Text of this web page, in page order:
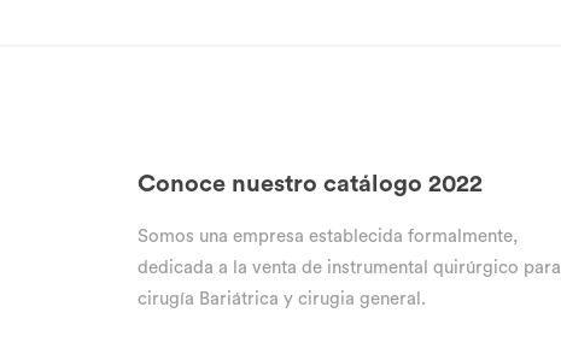
Conoce nuestro catálogo 2022
Somos una empresa establecida formalmente,
dedicada a la venta de instrumental quirúrgico para
cirugía Bariátrica y cirugia general.